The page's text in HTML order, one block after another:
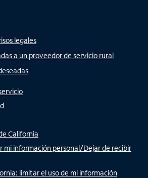
legales
a un proveedor de servicio rural
California
mi información personal/Dejar de recibir
limitar el uso de mi información